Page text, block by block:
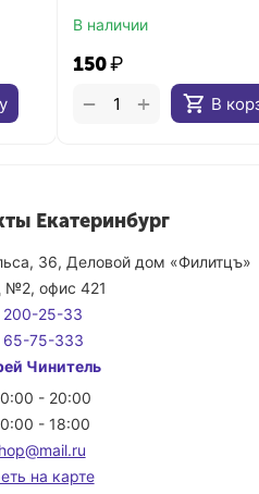
В наличии
‍150‍₽
В
+
−
Екатеринбург
36, Деловой дом «Филитцъ»
№2, офис 421
200-25-33
65-75-333
Чинитель
- 20:00
- 18:00
на карте